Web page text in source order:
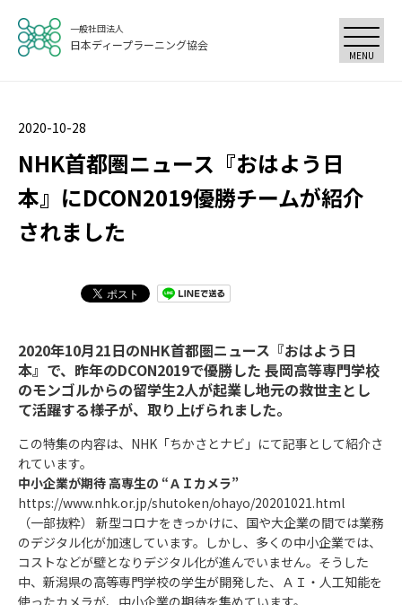
一般社団法人
日本ディープラーニング協会
MENU
2020-10-28
NHK首都圏ニュース『おはよう日
本』にDCON2019優勝チームが紹介
されました
2020年10月21日のNHK首都圏ニュース『おはよう日
本』で、昨年のDCON2019で優勝した 長岡高等専門学校
のモンゴルからの留学生2人が起業し地元の救世主とし
て活躍する様子が、取り上げられました。
この特集の内容は、NHK「ちかさとナビ」にて記事として紹介さ
れています。
中小企業が期待 高専生の “ＡＩカメラ”
https://www.nhk.or.jp/shutoken/ohayo/20201021.html
（一部抜粋） 新型コロナをきっかけに、国や大企業の間では業務
のデジタル化が加速しています。しかし、多くの中小企業では、
コストなどが壁となりデジタル化が進んでいません。そうした
中、新潟県の高等専門学校の学生が開発した、ＡＩ・人工知能を
使ったカメラが、中小企業の期待を集めています。